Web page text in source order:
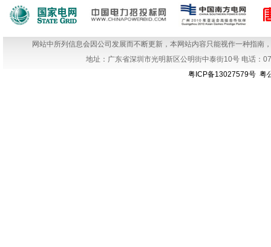
网站中所列信息会因公司发展而不断更新，本网站内容只能视作一种指
地址：广东省深圳市光明新区公明街中泰街10号 电话
粤ICP备13027579号 粤